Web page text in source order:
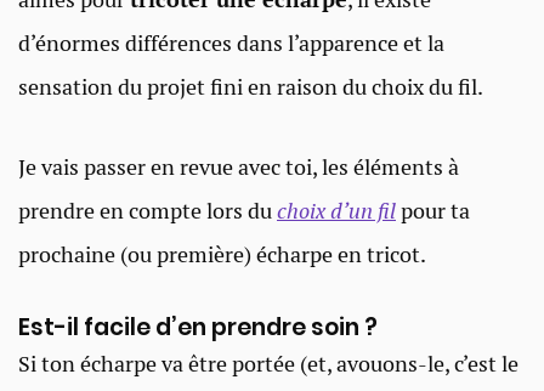
d’énormes différences dans l’apparence et la
sensation du projet fini en raison du choix du fil.
Je vais passer en revue avec toi, les éléments à
prendre en compte lors duchoix d’un filpour ta
prochaine (ou première) écharpe en tricot.
Est-il facile d’en prendre soin ?
Si ton écharpe va être portée (et, avouons-le, c’est le